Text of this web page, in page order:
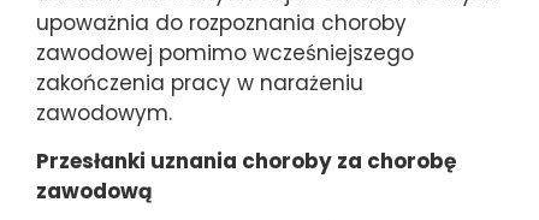
upoważnia do rozpoznania choroby
zawodowej pomimo wcześniejszego
zakończenia pracy w narażeniu
zawodowym.
Przesłanki uznania choroby za chorobę
zawodową